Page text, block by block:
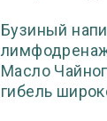
Бузиный
Масло
гибель